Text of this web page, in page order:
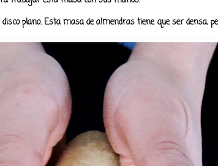
plano. Esta masa de almendras tiene que ser densa,